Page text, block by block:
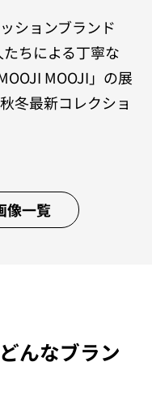
ションブランド
たちによる丁寧な
MOOJI」の展
冬最新コレクショ
像一覧
んなブラン